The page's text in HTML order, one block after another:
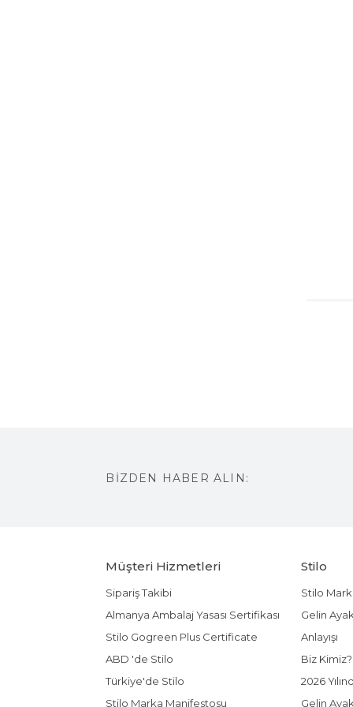
BİZDEN HABER ALIN:
Müşteri Hizmetleri
Sipariş Takibi
Almanya Ambalaj Yasası Sertifikası
Stilo Gogreen Plus Certificate
ABD 'de Stilo
Türkiye'de Stilo
Stilo Marka Manifestosu
Stilo
Stilo
Gelin
Anlayışı
Biz Kimiz?
2026
Gelin